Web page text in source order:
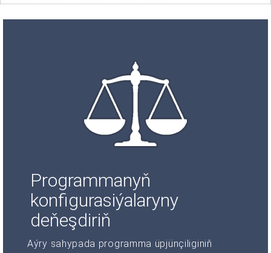
Programmanyň
konfigurasiýalaryny
deňeşdiriň
Aýry sahypada programma üpjünçiliginiň